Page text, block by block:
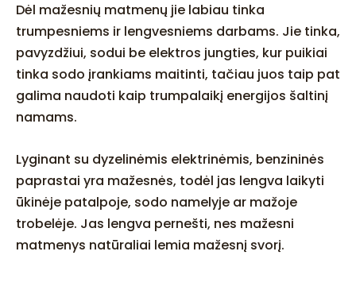
Dėl mažesnių matmenų jie labiau tinka
trumpesniems ir lengvesniems darbams. Jie tinka,
pavyzdžiui, sodui be elektros jungties, kur puikiai
tinka sodo įrankiams maitinti, tačiau juos taip pat
galima naudoti kaip trumpalaikį energijos šaltinį
namams.
Lyginant su dyzelinėmis elektrinėmis, benzininės
paprastai yra mažesnės, todėl jas lengva laikyti
ūkinėje patalpoje, sodo namelyje ar mažoje
trobelėje. Jas lengva pernešti, nes mažesni
matmenys natūraliai lemia mažesnį svorį.